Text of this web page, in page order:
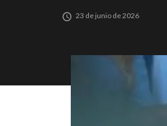
23 de junio de 2026